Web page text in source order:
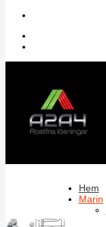
Hem
Marin
Sök bland artiklar
Rostfria krokar
Sortera på
Artikelnummer +/-
Resultat 1 - 4 av 4